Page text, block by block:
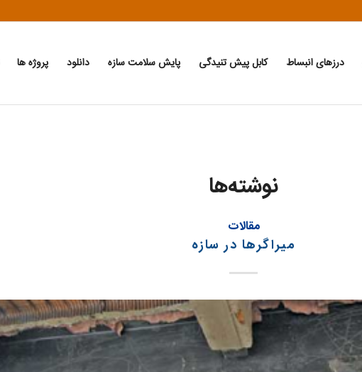
درزهای انبساط کابل پیش تنیدگی پایش سلامت سازه دانلود پروژه ها
نوشته‌ها
مقالات
میراگرها در سازه